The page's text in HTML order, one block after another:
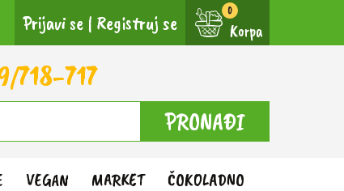
Prijavi se | Registruj se Korpa
718-717
PRONAĐI
VEGAN MARKET ČOKOLADNO